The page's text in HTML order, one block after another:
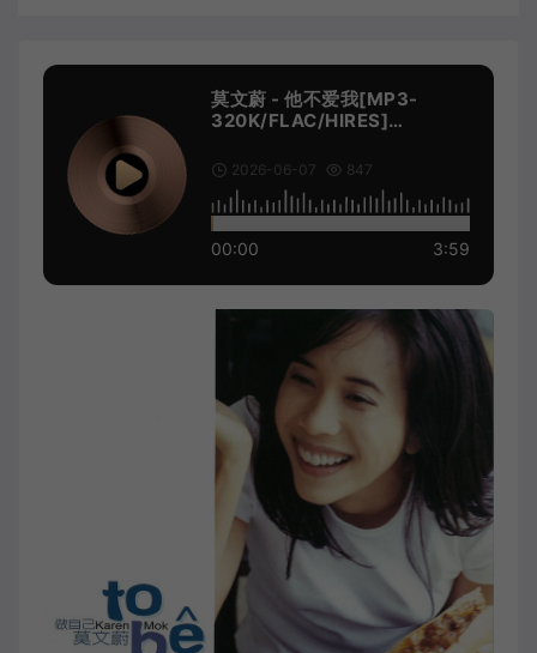
莫文蔚 - 他不爱我[MP3-
320K/FLAC/HIRES]
2026-06-07 847
00:00 3:59